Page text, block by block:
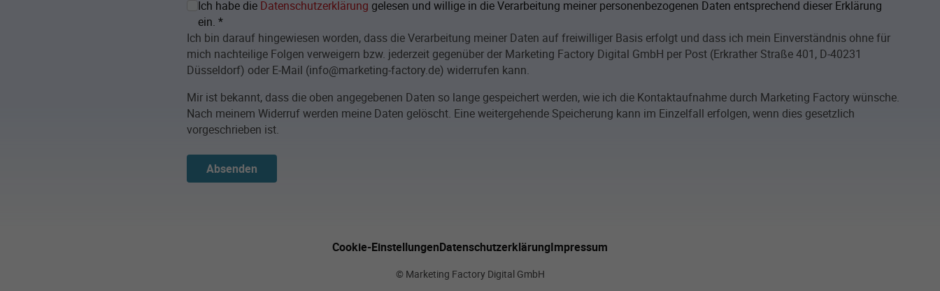
Ich habe die Datenschutzerklärung gelesen und willige in die Verarbeitung meiner personenbezogenen Daten entsprechend dieser Erklärung
ein. *
Ich bin darauf hingewiesen worden, dass die Verarbeitung meiner Daten auf freiwilliger Basis erfolgt und dass ich mein Einverständnis ohne für
mich nachteilige Folgen verweigern bzw. jederzeit gegenüber der Marketing Factory Digital GmbH per Post (Erkrather Straße 401, D-40231
Düsseldorf) oder E-Mail (info@marketing-factory.de) widerrufen kann.
Mir ist bekannt, dass die oben angegebenen Daten so lange gespeichert werden, wie ich die Kontaktaufnahme durch Marketing Factory wünsche.
Nach meinem Widerruf werden meine Daten gelöscht. Eine weitergehende Speicherung kann im Einzelfall erfolgen, wenn dies gesetzlich
vorgeschrieben ist.
Absenden
Cookie-EinstellungenDatenschutzerklärungImpressum
© Marketing Factory Digital GmbH